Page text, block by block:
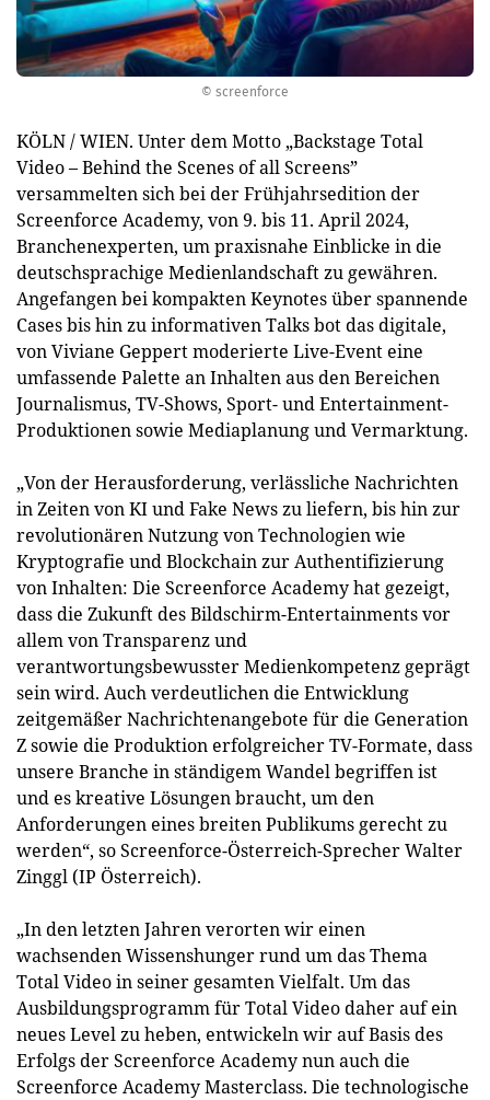
© screenforce
KÖLN / WIEN. Unter dem Motto „Backstage Total
Video – Behind the Scenes of all Screens”
versammelten sich bei der Frühjahrsedition der
Screenforce Academy, von 9. bis 11. April 2024,
Branchenexperten, um praxisnahe Einblicke in die
deutschsprachige Medienlandschaft zu gewähren.
Angefangen bei kompakten Keynotes über spannende
Cases bis hin zu informativen Talks bot das digitale,
von Viviane Geppert moderierte Live-Event eine
umfassende Palette an Inhalten aus den Bereichen
Journalismus, TV-Shows, Sport- und Entertainment-
Produktionen sowie Mediaplanung und Vermarktung.
„Von der Herausforderung, verlässliche Nachrichten
in Zeiten von KI und Fake News zu liefern, bis hin zur
revolutionären Nutzung von Technologien wie
Kryptografie und Blockchain zur Authentifizierung
von Inhalten: Die Screenforce Academy hat gezeigt,
dass die Zukunft des Bildschirm-Entertainments vor
allem von Transparenz und
verantwortungsbewusster Medienkompetenz geprägt
sein wird. Auch verdeutlichen die Entwicklung
zeitgemäßer Nachrichtenangebote für die Generation
Z sowie die Produktion erfolgreicher TV-Formate, dass
unsere Branche in ständigem Wandel begriffen ist
und es kreative Lösungen braucht, um den
Anforderungen eines breiten Publikums gerecht zu
werden“, so Screenforce-Österreich-Sprecher Walter
Zinggl (IP Österreich).
„In den letzten Jahren verorten wir einen
wachsenden Wissenshunger rund um das Thema
Total Video in seiner gesamten Vielfalt. Um das
Ausbildungsprogramm für Total Video daher auf ein
neues Level zu heben, entwickeln wir auf Basis des
Erfolgs der Screenforce Academy nun auch die
Screenforce Academy Masterclass. Die technologische